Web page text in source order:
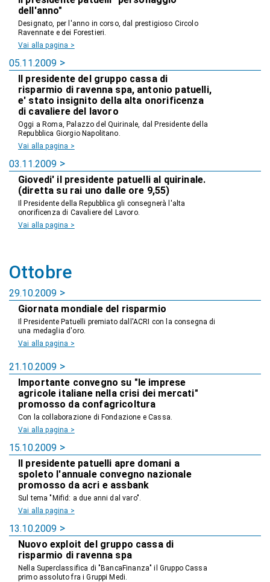
dell'anno"
Designato, per l'anno in corso, dal prestigioso Circolo
Ravennate e dei Forestieri.
Vai alla pagina >
05.11.2009
Il presidente del gruppo cassa di
risparmio di ravenna spa, antonio patuelli,
e' stato insignito della alta onorificenza
di cavaliere del lavoro
Oggi a Roma, Palazzo del Quirinale, dal Presidente della
Repubblica Giorgio Napolitano.
Vai alla pagina >
03.11.2009
Giovedi' il presidente patuelli al quirinale.
(diretta su rai uno dalle ore 9,55)
Il Presidente della Repubblica gli consegnerà l'alta
onorificenza di Cavaliere del Lavoro.
Vai alla pagina >
Ottobre
29.10.2009
Giornata mondiale del risparmio
Il Presidente Patuelli premiato dall'ACRI con la consegna di
una medaglia d'oro.
Vai alla pagina >
21.10.2009
Importante convegno su "le imprese
agricole italiane nella crisi dei mercati"
promosso da confagricoltura
Con la collaborazione di Fondazione e Cassa.
Vai alla pagina >
15.10.2009
Il presidente patuelli apre domani a
spoleto l'annuale convegno nazionale
promosso da acri e assbank
Sul tema "Mifid: a due anni dal varo".
Vai alla pagina >
13.10.2009
Nuovo exploit del gruppo cassa di
risparmio di ravenna spa
Nella Superclassifica di "BancaFinanza" il Gruppo Cassa
primo assoluto fra i Gruppi Medi.